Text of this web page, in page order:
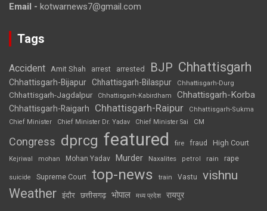
Email - kotwarnews7@gmail.com
Tags
Accident Amit Shah arrest arrested BJP Chhattisgarh
Chhattisgarh-Bijapur Chhattisgarh-Bilaspur Chhattisgarh-Durg
Chhattisgarh-Jagdalpur Chhattisgarh-Kabirdham Chhattisgarh-Korba
Chhattisgarh-Raigarh Chhattisgarh-Raipur
Chhattisgarh-Sukma
Chief Minister
Chief Minister Dr. Yadav Chief Minister Sai CM
Congress dprcg featured fire fraud High Court
Kejriwal mohan Mohan Yadav Murder Naxalites petrol rain rape
suicide Supreme Court top-news train Vastu vishnu
Weather इंदौर छत्तीसगढ़ भोपाल मध्य प्रदेश रायपुर